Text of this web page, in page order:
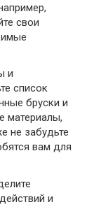
свои
и
список
бруски и
материалы,
не забудьте
вам для
и